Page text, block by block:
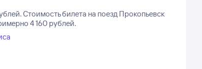
Стоимость билета на поезд Прокопьевск
4 160 рублей.